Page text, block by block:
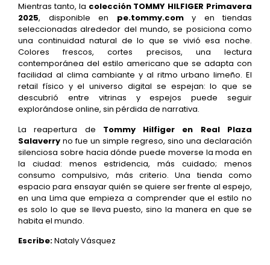
Mientras tanto, la colección TOMMY HILFIGER Primavera
2025, disponible en pe.tommy.comy en tiendas
seleccionadas alrededor del mundo, se posiciona como
una continuidad natural de lo que se vivió esa noche.
Colores frescos, cortes precisos, una lectura
contemporánea del estilo americano que se adapta con
facilidad al clima cambiante y al ritmo urbano limeño. El
retail físico y el universo digital se espejan: lo que se
descubrió entre vitrinas y espejos puede seguir
explorándose online, sin pérdida de narrativa.
La reapertura de Tommy Hilfiger en Real Plaza
Salaverry no fue un simple regreso, sino una declaración
silenciosa sobre hacia dónde puede moverse la moda en
la ciudad: menos estridencia, más cuidado; menos
consumo compulsivo, más criterio. Una tienda como
espacio para ensayar quién se quiere ser frente al espejo,
en una Lima que empieza a comprender que el estilo no
es solo lo que se lleva puesto, sino la manera en que se
habita el mundo.
Escribe:Nataly Vásquez